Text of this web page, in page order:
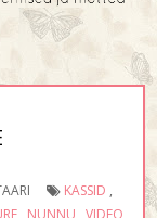
KASSID ,
, NUNNU , VIDEO